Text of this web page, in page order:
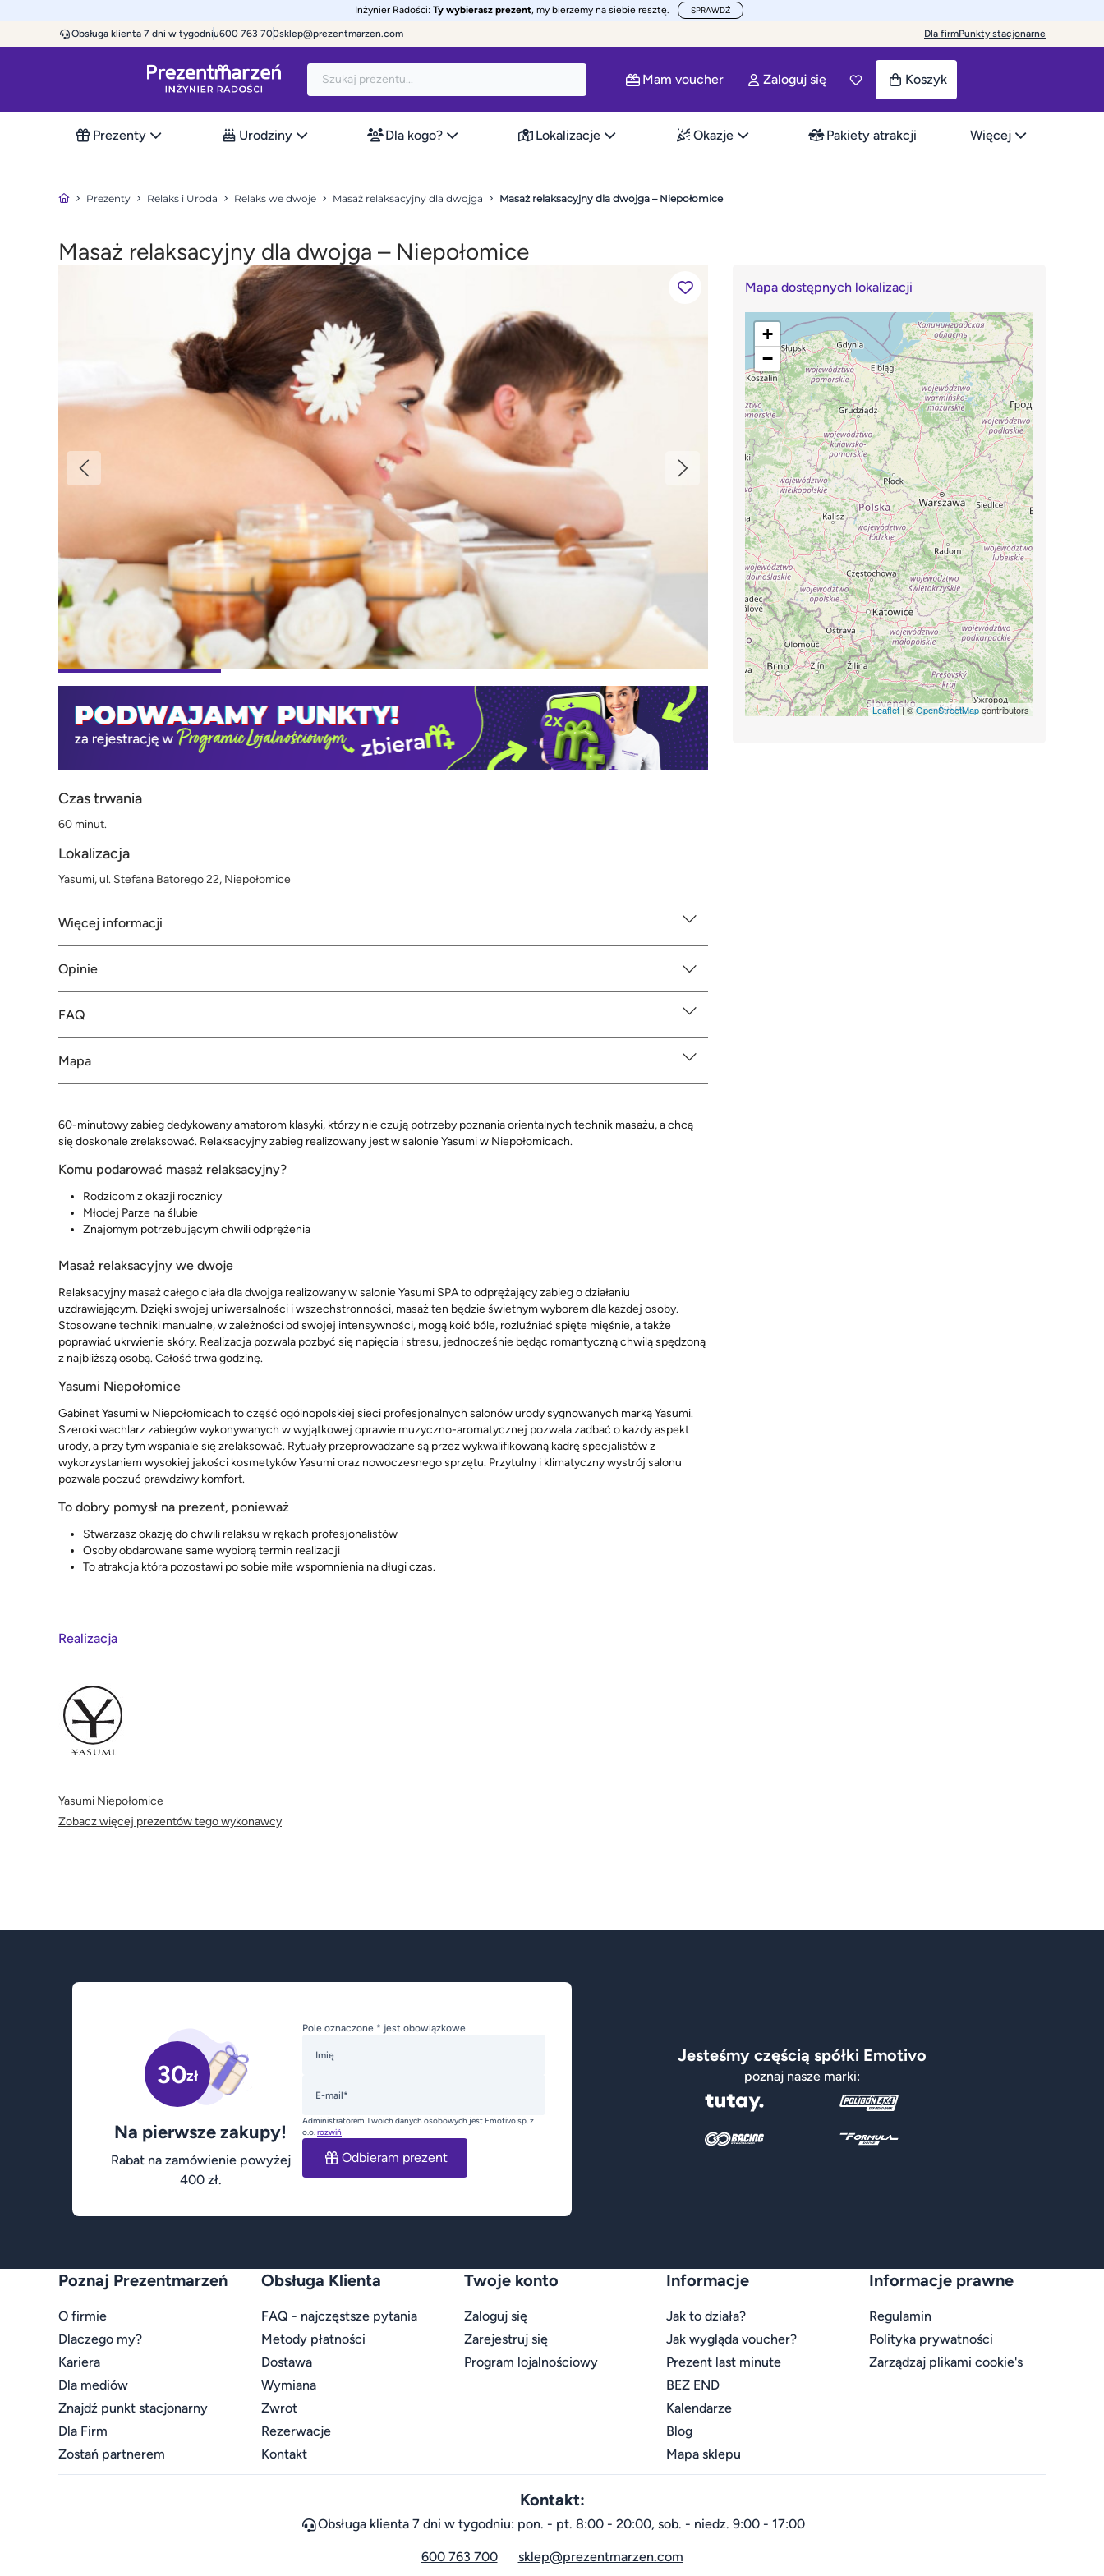
Inżynier Radości: Ty wybierasz prezent, my bierzemy na siebie resztę. SPRAWDŹ
Obsługa klienta 7 dni w tygodniu600 763 700sklep@prezentmarzen.com Dla firmPunkty stacjonarne
Mam voucher Zaloguj się Koszyk
Prezenty Urodziny Dla kogo? Lokalizacje Okazje Pakiety atrakcji Więcej
Prezenty Relaks i Uroda Relaks we dwoje Masaż relaksacyjny dla dwojga Masaż relaksacyjny dla dwojga – Niepołomice
Masaż relaksacyjny dla dwojga – Niepołomice
Czas trwania
60 minut.
Lokalizacja
Yasumi, ul. Stefana Batorego 22, Niepołomice
Więcej informacji
Opinie
FAQ
Mapa
60-minutowy zabieg dedykowany amatorom klasyki, którzy nie czują potrzeby poznania orientalnych technik masażu, a chcą
się doskonale zrelaksować. Relaksacyjny zabieg realizowany jest w salonie Yasumi w Niepołomicach.
Komu podarować masaż relaksacyjny?
Rodzicom z okazji rocznicy
Młodej Parze na ślubie
Znajomym potrzebującym chwili odprężenia
Masaż relaksacyjny we dwoje
Relaksacyjny masaż całego ciała dla dwojga realizowany w salonie Yasumi SPA to odprężający zabieg o działaniu
uzdrawiającym. Dzięki swojej uniwersalności i wszechstronności, masaż ten będzie świetnym wyborem dla każdej osoby.
Stosowane techniki manualne, w zależności od swojej intensywności, mogą koić bóle, rozluźniać spięte mięśnie, a także
poprawiać ukrwienie skóry. Realizacja pozwala pozbyć się napięcia i stresu, jednocześnie będąc romantyczną chwilą spędzoną
z najbliższą osobą. Całość trwa godzinę.
Yasumi Niepołomice
Gabinet Yasumi w Niepołomicach to część ogólnopolskiej sieci profesjonalnych salonów urody sygnowanych marką Yasumi.
Szeroki wachlarz zabiegów wykonywanych w wyjątkowej oprawie muzyczno-aromatycznej pozwala zadbać o każdy aspekt
urody, a przy tym wspaniale się zrelaksować. Rytuały przeprowadzane są przez wykwalifikowaną kadrę specjalistów z
wykorzystaniem wysokiej jakości kosmetyków Yasumi oraz nowoczesnego sprzętu. Przytulny i klimatyczny wystrój salonu
pozwala poczuć prawdziwy komfort.
To dobry pomysł na prezent, ponieważ
Stwarzasz okazję do chwili relaksu w rękach profesjonalistów
Osoby obdarowane same wybiorą termin realizacji
To atrakcja która pozostawi po sobie miłe wspomnienia na długi czas.
Realizacja
Yasumi Niepołomice
Zobacz więcej prezentów tego wykonawcy
Mapa dostępnych lokalizacji
+
−
Leaflet| ©OpenStreetMapcontributors
30zł
Na pierwsze zakupy!
Rabat na zamówienie powyżej
400 zł.
Pole oznaczone * jest obowiązkowe
Imię
E-mail*
Administratorem Twoich danych osobowych jest Emotivo sp. z
o.o.rozwiń
Odbieram prezent
Jesteśmy częścią spółki Emotivo
poznaj nasze marki:
Poznaj Prezentmarzeń
O firmie
Dlaczego my?
Kariera
Dla mediów
Znajdź punkt stacjonarny
Dla Firm
Zostań partnerem
Obsługa Klienta
FAQ - najczęstsze pytania
Metody płatności
Dostawa
Wymiana
Zwrot
Rezerwacje
Kontakt
Twoje konto
Zaloguj się
Zarejestruj się
Program lojalnościowy
Informacje
Jak to działa?
Jak wygląda voucher?
Prezent last minute
BEZ END
Kalendarze
Blog
Mapa sklepu
Informacje prawne
Regulamin
Polityka prywatności
Zarządzaj plikami cookie's
Kontakt:
Obsługa klienta 7 dni w tygodniu: pon. - pt. 8:00 - 20:00, sob. - niedz. 9:00 - 17:00
600 763 700 sklep@prezentmarzen.com